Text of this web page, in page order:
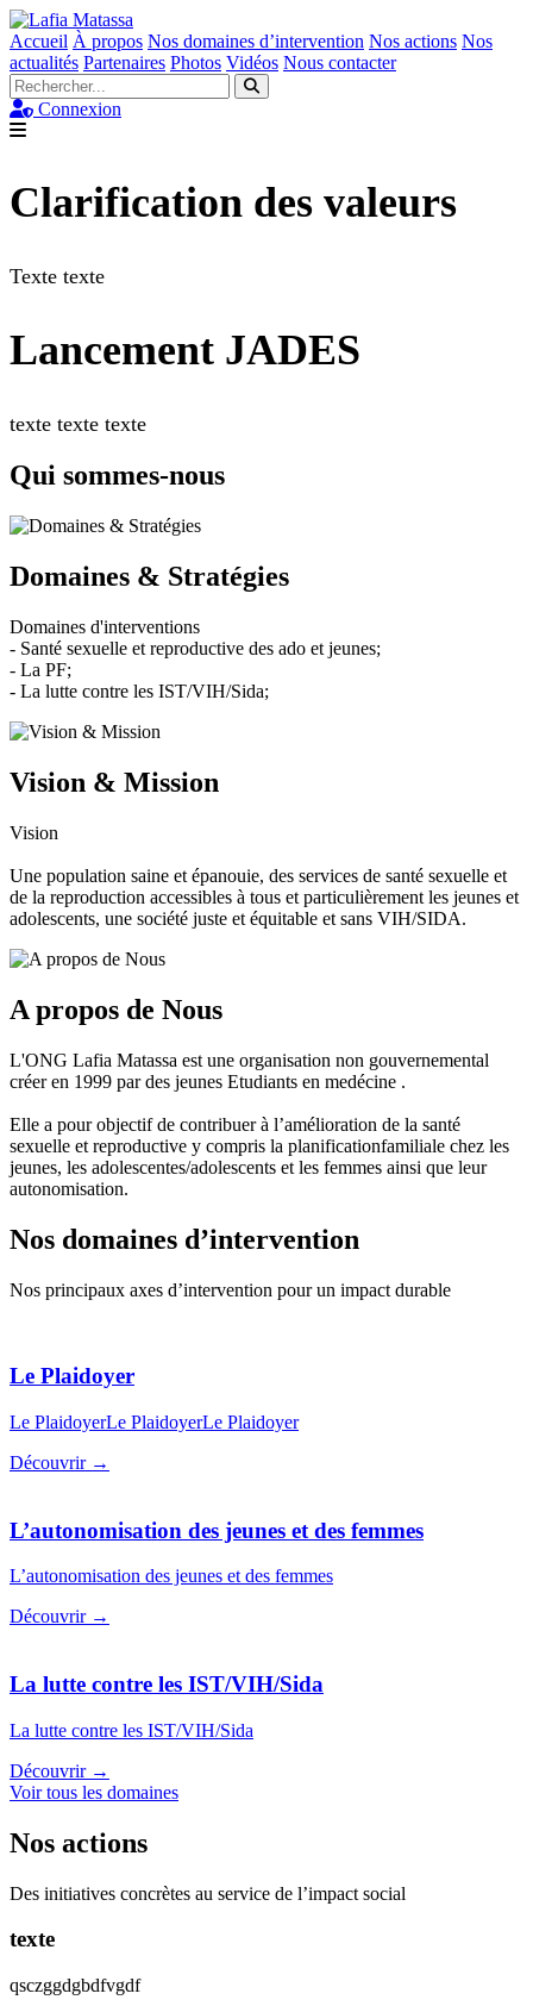
Accueil À propos Nos domaines d’intervention Nos actions Nos
actualités Partenaires Photos Vidéos Nous contacter
Connexion
Clarification des valeurs
Texte texte
Lancement JADES
texte texte texte
Qui sommes-nous
Domaines & Stratégies
Domaines d'interventions
- Santé sexuelle et reproductive des ado et jeunes;
- La PF;
- La lutte contre les IST/VIH/Sida;
Vision & Mission
Vision
Une population saine et épanouie, des services de santé sexuelle et
de la reproduction accessibles à tous et particulièrement les jeunes et
adolescents, une société juste et équitable et sans VIH/SIDA.
A propos de Nous
L'ONG Lafia Matassa est une organisation non gouvernemental
créer en 1999 par des jeunes Etudiants en medécine .
Elle a pour objectif de contribuer à l’amélioration de la santé
sexuelle et reproductive y compris la planificationfamiliale chez les
jeunes, les adolescentes/adolescents et les femmes ainsi que leur
autonomisation.
Nos domaines d’intervention
Nos principaux axes d’intervention pour un impact durable
Le Plaidoyer
Le PlaidoyerLe PlaidoyerLe Plaidoyer
Découvrir →
L’autonomisation des jeunes et des femmes
L’autonomisation des jeunes et des femmes
Découvrir →
La lutte contre les IST/VIH/Sida
La lutte contre les IST/VIH/Sida
Découvrir →
Voir tous les domaines
Nos actions
Des initiatives concrètes au service de l’impact social
texte
qsczggdgbdfvgdf